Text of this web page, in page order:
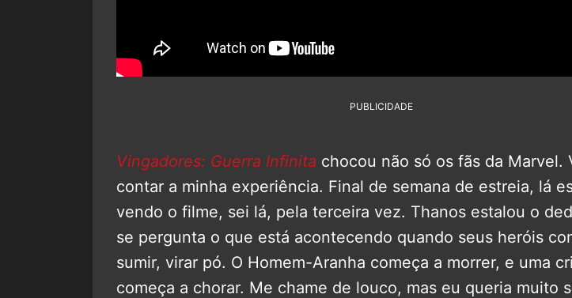
PUBLICIDADE
Vingadores: Guerra Infinita chocou não só os fãs da Marvel.
contar a minha experiência. Final de semana de estreia, lá
vendo o filme, sei lá, pela terceira vez. Thanos estalou o
se pergunta o que está acontecendo quando seus heróis
sumir, virar pó. O Homem-Aranha começa a morrer, e uma
começa a chorar. Me chame de louco, mas eu queria muito